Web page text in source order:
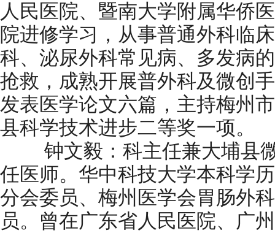
人民医院、暨南大学附属华侨
院进修学习，从事普通外科临
科、泌尿外科常见病、多发病
抢救，成熟开展普外科及微创
发表医学论文六篇，主持梅州
县科学技术进步二等奖一项。
钟文毅：科主任兼大埔县微
任医师。华中科技大学本科学
分会委员、梅州医学会胃肠外
员。曾在广东省人民医院、广